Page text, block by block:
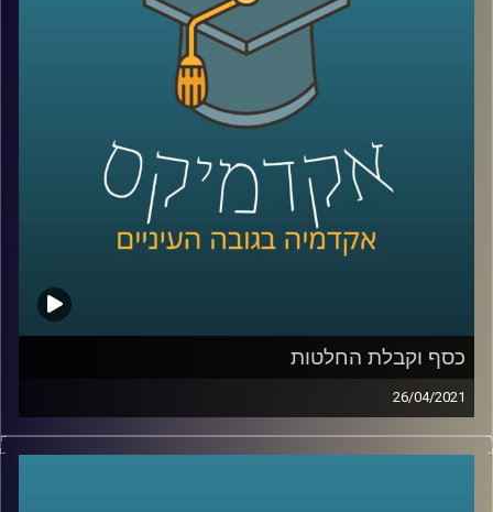
גונן מפרט את הסוגים השונים של רשימות מועמדים הקיימות
בישראל, מה היתרונות והחסרונות של כל אחת מהן, ופורט את
המסגרת הנורמטיבית המאפשרת את המצב הקיים, זאת תוך
סקירת דוגמאות למצבים מוזרים והזויים יותר ופחות מהמציאות
הפוליטית בישראל הנובעת, בין היתר, מתופעת האיחודים
והפירוקים של רשימות המועמדים לכנסת.
קרדיט תמונות:AudioVersity
כסף וקבלת החלטות
26/04/2021
תחום קבלת ההחלטות הוא רחב ומתפרש על מגוון של נושאי
מחקר, וזאת אחת הסיבות שפרופ' אורית טיקוצ'ינסקי מביה"ס